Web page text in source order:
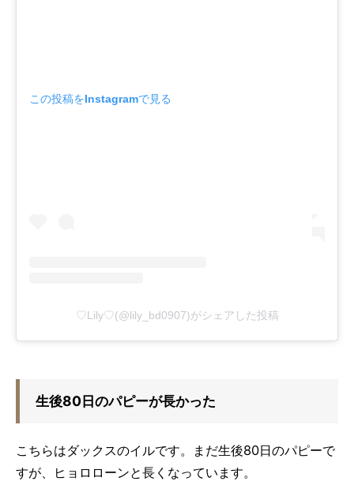
この投稿をInstagramで見る
♡Lily♡(@lily_bd0907)がシェアした投稿
生後80日のパピーが長かった
こちらはダックスのイルです。まだ生後80日のパピーで
すが、ヒョロローンと長くなっています。